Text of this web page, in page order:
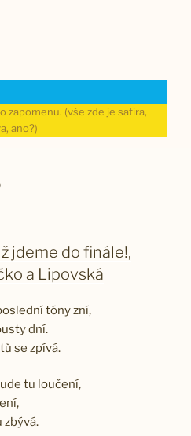
zapomenu. (vše zde je satira,
ano?)
jdeme do finále!,
a Lipovská
tóny zní,
dní.
se zpívá.
tu loučení,
zbývá.